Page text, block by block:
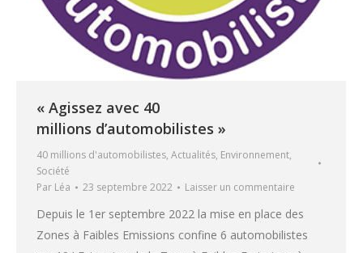
« Agissez avec 40
millions d’automobilistes »
40 millions d'automobilistes, Actualités, Environnement,
Société
Par Léa 23 septembre 2022 Laisser un commentaire
Depuis le 1er septembre 2022 la mise en place des
Zones à Faibles Emissions confine 6 automobilistes